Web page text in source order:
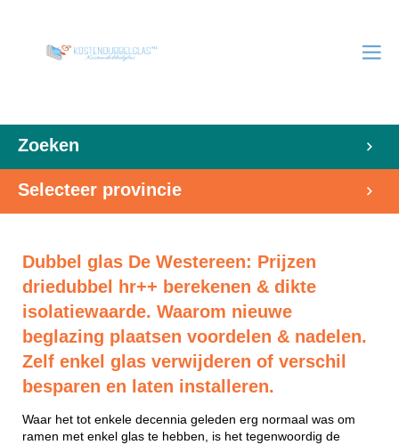
Zoeken
Selecteer provincie
Dubbel glas De Westereen: Prijzen
driedubbel hr++ berekenen & dikte
isolatiewaarde. Waarom nieuwe
beglazing plaatsen voordelen & nadelen.
Zelf enkel glas verwijderen of verschil
besparen en laten installeren.
Waar het tot enkele decennia geleden erg normaal was om
ramen met enkel glas te hebben, is het tegenwoordig de